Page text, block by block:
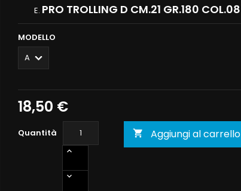
PRO TROLLING D CM.21 GR.180 COL.08
MODELLO
18,50 €
Quantità  Aggiungi al carrello